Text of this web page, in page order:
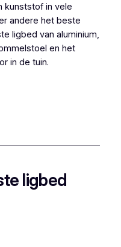
kunststof in vele
andere het beste
ligbed van aluminium,
en het
in de tuin.
ligbed